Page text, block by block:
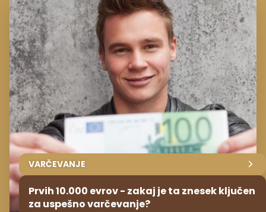
VARČEVANJE
Prvih 10.000 evrov - zakaj je ta znesek ključen
za uspešno varčevanje?